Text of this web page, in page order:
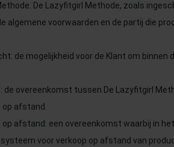
De Lazyfitgirl Methode, zoals
algemene voorwaarden en de partij die
de mogelijkheid voor de Klant om
de overeenkomst tussen De Lazyfitgirl
afstand.
afstand: een overeenkomst waarbij in
voor verkoop op afstand van